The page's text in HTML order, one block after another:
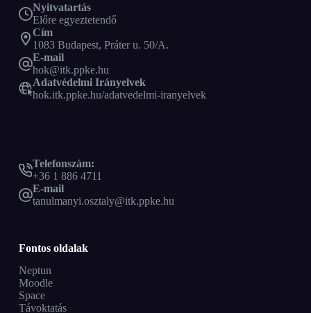
Nyitvatartás
Előre egyeztetendő
Cím
1083 Budapest, Práter u. 50/A.
E-mail
hok@itk.ppke.hu
Adatvédelmi Irányelvek
hok.itk.ppke.hu/adatvedelmi-iranyelvek
Telefonszám:
+36 1 886 4711
E-mail
tanulmanyi.osztaly@itk.ppke.hu
Fontos oldalak
Neptun
Moodle
Space
Távoktatás